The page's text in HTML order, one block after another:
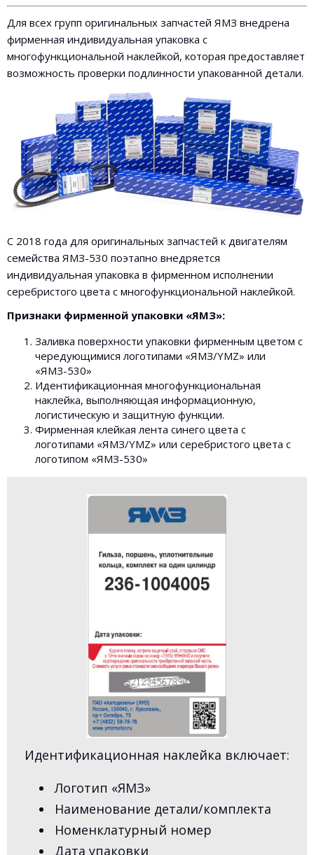
Для всех групп оригинальных запчастей ЯМЗ внедрена
фирменная индивидуальная упаковка с
многофункциональной наклейкой, которая предоставляет
возможность проверки подлинности упакованной детали.
С 2018 года для оригинальных запчастей к двигателям
семейства ЯМЗ-530 поэтапно внедряется
индивидуальная упаковка в фирменном исполнении
серебристого цвета с многофункциональной наклейкой.
Признаки фирменной упаковки «ЯМЗ»:
Заливка поверхности упаковки фирменным цветом с
чередующимися логотипами «ЯМЗ/YMZ» или
«ЯМЗ-530»
Идентификационная многофункциональная
наклейка, выполняющая информационную,
логистическую и защитную функции.
Фирменная клейкая лента синего цвета с
логотипами «ЯМЗ/YMZ» или серебристого цвета с
логотипом «ЯМЗ-530»
Идентификационная наклейка включает:
Логотип «ЯМЗ»
Наименование детали/комплекта
Номенклатурный номер
Дата упаковки